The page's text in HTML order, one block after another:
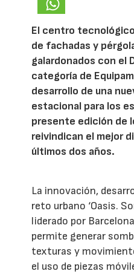
El centro tecnológico
de fachadas y
galardonados con el
categoría de
desarrollo de una
estacional para los
presente edición de
reivindican el mejor
últimos dos años.
La innovación,
reto urbano ‘Oasis.
liderado por
permite generar
texturas y
el uso de piezas